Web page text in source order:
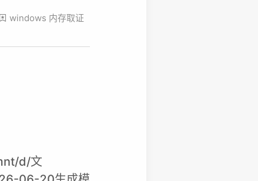
windows 内存取证
d/文